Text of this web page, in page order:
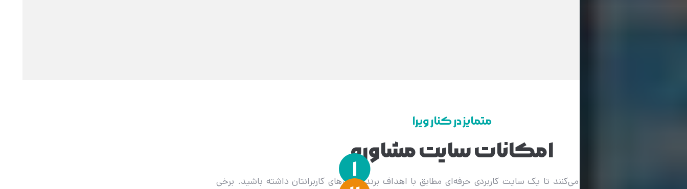
متمایز در کنار ویرا
امکانات سایت مشاوره
متخصصان ویرا به شما کمک می‌کنند تا یک سایت کاربردی حرفه‌ای مطابق با اهداف برند و نیازهای کاربرانتان داشته باشید. برخی